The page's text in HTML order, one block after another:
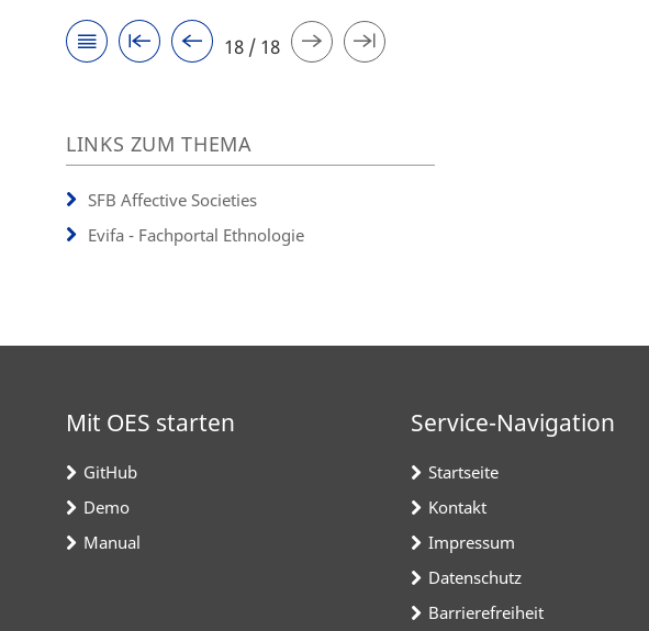
18 / 18
LINKS ZUM THEMA
SFB Affective Societies
Evifa - Fachportal Ethnologie
Mit OES starten
GitHub
Demo
Manual
Service-Navigation
Startseite
Kontakt
Impressum
Datenschutz
Barrierefreiheit